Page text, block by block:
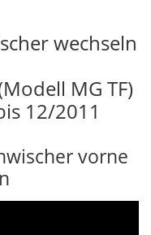
wechseln
MG TF)
12/2011
vorne